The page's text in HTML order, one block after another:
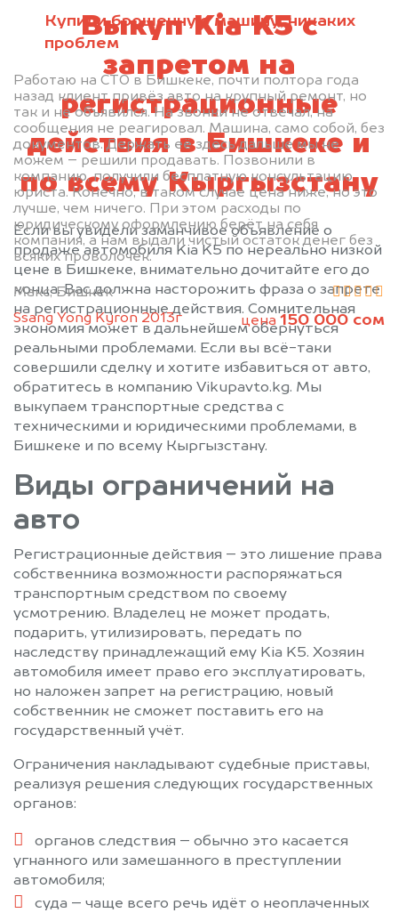
Купили брошенную машину, никаких
проблем
Работаю на СТО в Бишкеке, почти полтора года
назад клиент привёз авто на крупный ремонт, но
так и не объявился. На звонки не отвечал, на
сообщения не реагировал. Машина, само собой, без
документов. Держать её здесь дальше мы не
можем – решили продавать. Позвонили в
компанию, получили бесплатную консультацию
юриста. Конечно, в таком случае цена ниже, но это
лучше, чем ничего. При этом расходы по
юридическому оформлению берёт на себя
компания, а нам выдали чистый остаток денег без
всяких проволочек.
Макс, Бишкек
Ssang Yong Kyron 2013г
цена 150 000 сом
Выкуп Kia K5 с
запретом на
регистрационные
действия в Бишкеке и
по всему Кыргызстану
Если вы увидели заманчивое объявление о
продаже автомобиля Kia K5 по нереально низкой
цене в Бишкеке, внимательно дочитайте его до
конца. Вас должна насторожить фраза о запрете
на регистрационные действия. Сомнительная
экономия может в дальнейшем обернуться
реальными проблемами. Если вы всё-таки
совершили сделку и хотите избавиться от авто,
обратитесь в компанию Vikupavto.kg. Мы
выкупаем транспортные средства с
техническими и юридическими проблемами, в
Бишкеке и по всему Кыргызстану.
Виды ограничений на
авто
Регистрационные действия – это лишение права
собственника возможности распоряжаться
транспортным средством по своему
усмотрению. Владелец не может продать,
подарить, утилизировать, передать по
наследству принадлежащий ему Kia K5. Хозяин
автомобиля имеет право его эксплуатировать,
но наложен запрет на регистрацию, новый
собственник не сможет поставить его на
государственный учёт.
Ограничения накладывают судебные приставы,
реализуя решения следующих государственных
органов:
органов следствия – обычно это касается
угнанного или замешанного в преступлении
автомобиля;
суда – чаще всего речь идёт о неоплаченных